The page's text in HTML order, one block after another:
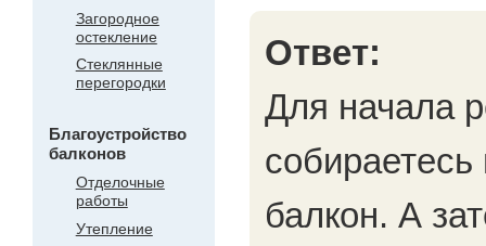
Загородное
остекление
Стеклянные
перегородки
Благоустройство
балконов
Отделочные
работы
Утепление
Ответ:
Для начала
собираетесь
балкон. А